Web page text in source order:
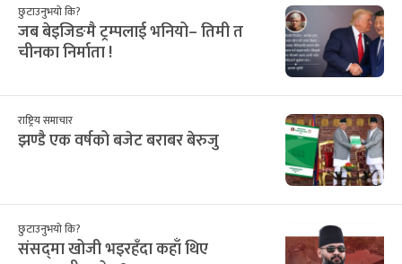
छुटाउनुभयो कि?
जब बेइजिङमै ट्रम्पलाई भनियो– तिमी त
चीनका निर्माता !
राष्ट्रिय समाचार
झण्डै एक वर्षको बजेट बराबर बेरुजु
छुटाउनुभयो कि?
संसद्‌मा खोजी भइरहँदा कहाँ थिए